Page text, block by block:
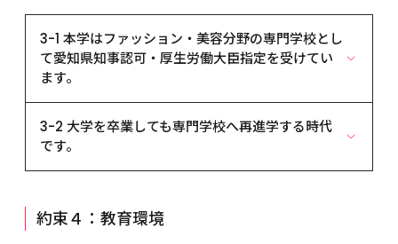
時代のニーズを先取りしたカリキュラム開発をはじ
め、業界第一線で活躍しているスペシャリストによ
る特別講義、実際の仕事を体験できるインターンシ
ップ制度など、産業界との密接な連携体制を整え、
数々の交流実績を重ねています。本学卒業生の就職
実績は、産業界からの評価の高さを物語っています。
産学直結ケーススタディ
プロが直接指導「特別講義」
意義を伝え、言葉遣い、あいさつ、礼節、受講態度
などを学生心得として指導。また警察庁、国税庁、
消費者センターといった行政機関などの協力を得な
がら、学生に対して「薬物取扱い防止に関する講
る講義」などを実施しています。
退学につながるのは｢怠学｣だけです。
が必要だ、と考えがちではないでしょうか。実際、
各種の学校で、授業についていくことができずに、
年間本学が負担します。また、卒業後も転職や再就
職の相談・指導に応じる『15年間就職保証制度』な
どでバックアップを続けます。
就職実績
「就社」ではなく「就職」です。
本学は、職業・職種に直結した専門知識や技術を学
び、身につけます。対して大学は、幅広いテーマを
に関しても大きな違いとなって現れています。「一流
企業ならどこでもいい」「自分の程度ならこのくら
術」「プロ意識」です。 「資格」はその実力を証明
するいわば、プロとしてのパスポートです。本学で
は全学科において、 各種の資格取得に向け、独自の
カリキュラムや指導方法、専門職員を完備。 その結
『国家資格 合格保証制度』
るために必要な学費は2年間本学が負担します。（通
3-1 本学はファッション・美容分野の専門学校とし
て愛知県知事認可・厚生労働大臣指定を受けてい
ます。
本学は、私立学校法第64条第4項に定められた学校
法人であり、学校教育法第124条にもとづく専修学校
です。ひとり１人の適性を発見し育てる基礎コース
専門士コースを設け、幅広い専門技術・知識・感性を
兼ね備えた「社会人」を育成する専門学校です。ま
3-2 大学を卒業しても専門学校へ再進学する時代
です。
省の2013年学校基本調査によれば、大学卒業者のう
約束４：教育環境